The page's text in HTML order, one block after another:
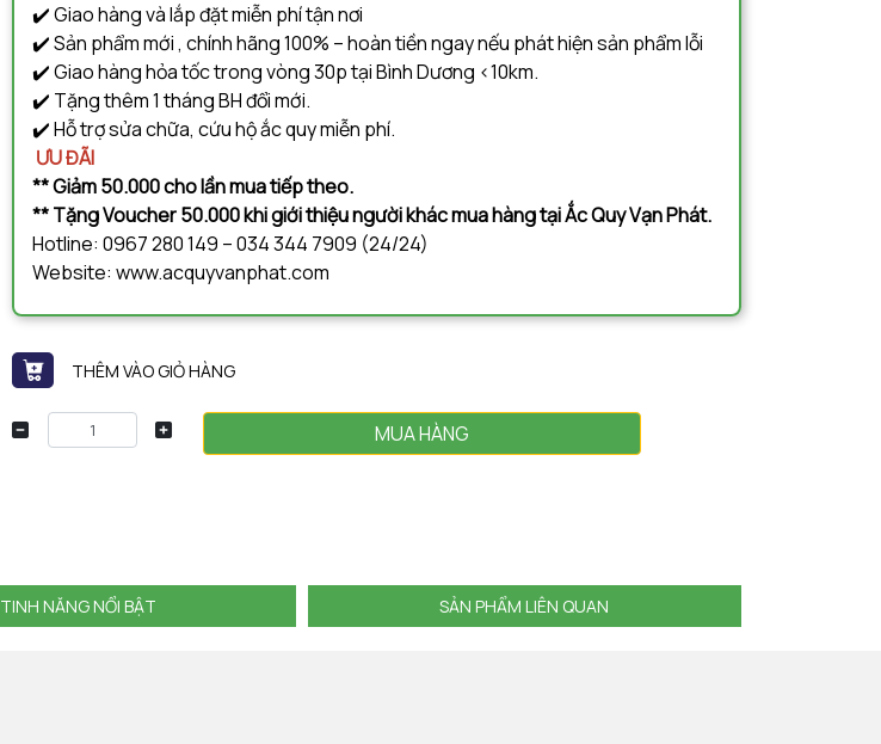
✔️ Giao hàng và lắp đặt miễn phí tận nơi
✔️ Sản phẩm mới , chính hãng 100% – hoàn tiền ngay nếu phát hiện sản phẩm lỗi
✔️ Giao hàng hỏa tốc trong vòng 30p tại Bình Dương <10km.
✔️ Tặng thêm 1 tháng BH đổi mới.
✔️ Hỗ trợ sửa chữa, cứu hộ ắc quy miễn phí.
ƯU ĐÃI
** Giảm 50.000 cho lần mua tiếp theo.
** Tặng Voucher 50.000 khi giới thiệu người khác mua hàng tại Ắc Quy Vạn Phát.
Hotline: 0967 280 149 – 034 344 7909 (24/24)
Website: www.acquyvanphat.com
THÊM VÀO GIỎ HÀNG
MUA HÀNG
TINH NĂNG NỔI BẬT SẢN PHẨM LIÊN QUAN